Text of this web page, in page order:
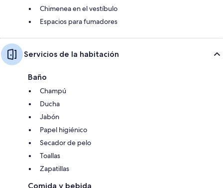
Chimenea en el vestíbulo
Espacios para fumadores
Servicios de la habitación
Baño
Champú
Ducha
Jabón
Papel higiénico
Secador de pelo
Toallas
Zapatillas
Comida y bebida